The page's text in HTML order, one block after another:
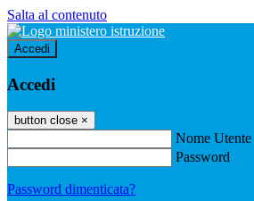
Salta al contenuto
Accedi
Accedi
button close ×
Nome Utente
Password
Password dimenticata?